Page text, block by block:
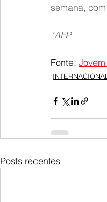
semana,
*AFP
Fonte:
INTERNACIONAL
Posts recentes